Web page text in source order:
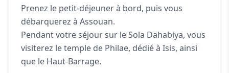
Prenez le petit-déjeuner à bord, puis vous
débarquerez à Assouan.
Pendant votre séjour sur le Sola Dahabiya, vous
visiterez le temple de Philae, dédié à Isis, ainsi
que le Haut-Barrage.